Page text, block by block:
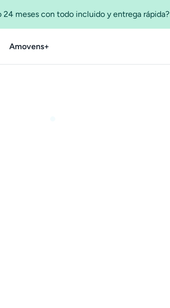
meses con todo incluido y entrega rápida?
Amovens+